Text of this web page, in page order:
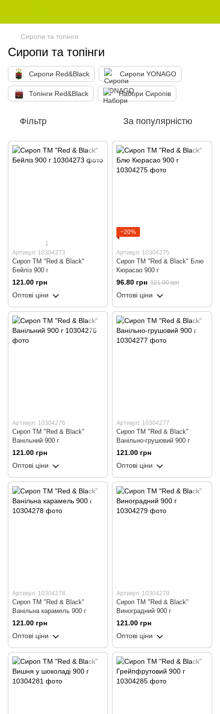
Сиропи та топінги
Сиропи та топінги
Сиропи Red&Black Сиропи YONAGO
Топінги Red&Black Набори Сиропів
Фільтр За популярністю
1
Артикул: 10304273
Сироп ТМ "Red & Black"
Бейліз 900 г
121.00 грн
Оптові ціни
−20%
Артикул: 10304275
Сироп ТМ "Red & Black" Блю
Кюрасао 900 г
96.80 грн 121.00 грн
Оптові ціни
Артикул: 10304276
Сироп ТМ "Red & Black"
Ванільний 900 г
121.00 грн
Оптові ціни
Артикул: 10304277
Сироп ТМ "Red & Black"
Ванільно-грушовий 900 г
121.00 грн
Оптові ціни
Артикул: 10304278
Сироп ТМ "Red & Black"
Ванільна карамель 900 г
121.00 грн
Оптові ціни
Артикул: 10304279
Сироп ТМ "Red & Black"
Виноградний 900 г
121.00 грн
Оптові ціни